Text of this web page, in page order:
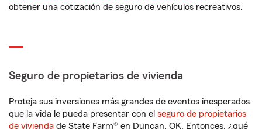
obtener una cotización de seguro de vehículos recreativos.
Seguro de propietarios de vivienda
Proteja sus inversiones más grandes de eventos inesperados
que la vida le pueda presentar con el seguro de propietarios
de vivienda de State Farm® en Duncan, OK. Entonces, ¿qué